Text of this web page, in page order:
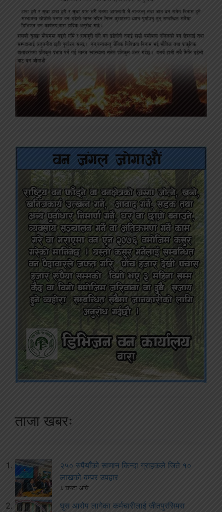
ताजा खबरः
२५० रुपैयाँको सामान किन्दा ग्राहकले जिते १०
लाखको बम्पर उपहार
८ घण्टा अघि
घुस आरोप लागेका कर्मचारीलाई जीतपुरसिमरा